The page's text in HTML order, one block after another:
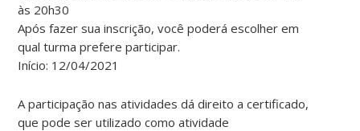
às 20h30
Após fazer sua inscrição, você poderá escolher em
qual turma prefere participar.
Início: 12/04/2021
A participação nas atividades dá direito a certificado,
que pode ser utilizado como atividade